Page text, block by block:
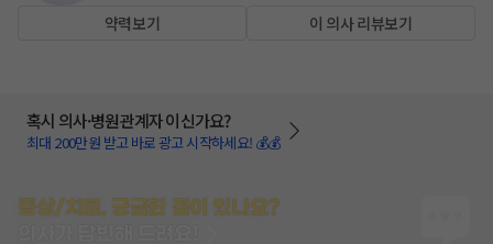
약력보기 이 의사 리뷰보기
혹시 의사·병원관계자 이신가요?
최대 200만원 받고 바로 광고 시작하세요! 💰💰
증상/치료, 궁금한 점이 있나요?